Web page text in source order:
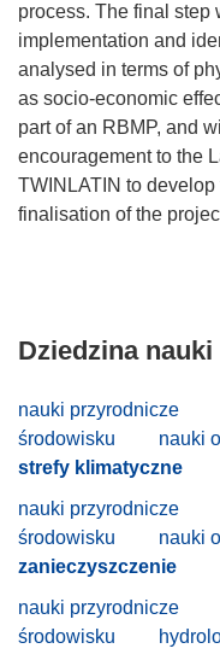
process. The final step
implementation and
analysed in terms of
as socio-economic
part of an RBMP, and
encouragement to the
TWINLATIN to
finalisation of the
Dziedzina
nauki przyrodnicze
środowisku
nauki
strefy klimatyczne
nauki przyrodnicze
środowisku
nauki
zanieczyszczenie
nauki przyrodnicze
środowisku